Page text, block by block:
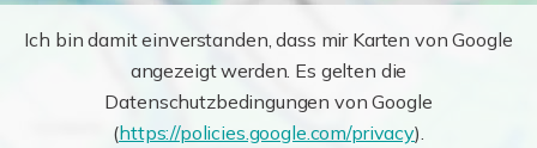
Ich bin damit einverstanden, dass mir Karten von Google
angezeigt werden. Es gelten die
Datenschutzbedingungen von Google
(https://policies.google.com/privacy).